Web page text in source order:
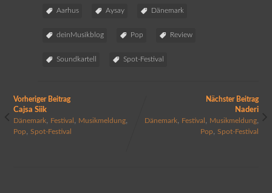
Aarhus Aysay Dänemark
deinMusikblog Pop Review
Soundkartell Spot-Festival
Vorheriger Beitrag
Cajsa Siik
Dänemark, Festival Musikmeldung,
Pop Spot-Festival
Nächster Beitrag
Naderi
Dänemark Festival Musikmeldung
Pop ,Spot-Festival